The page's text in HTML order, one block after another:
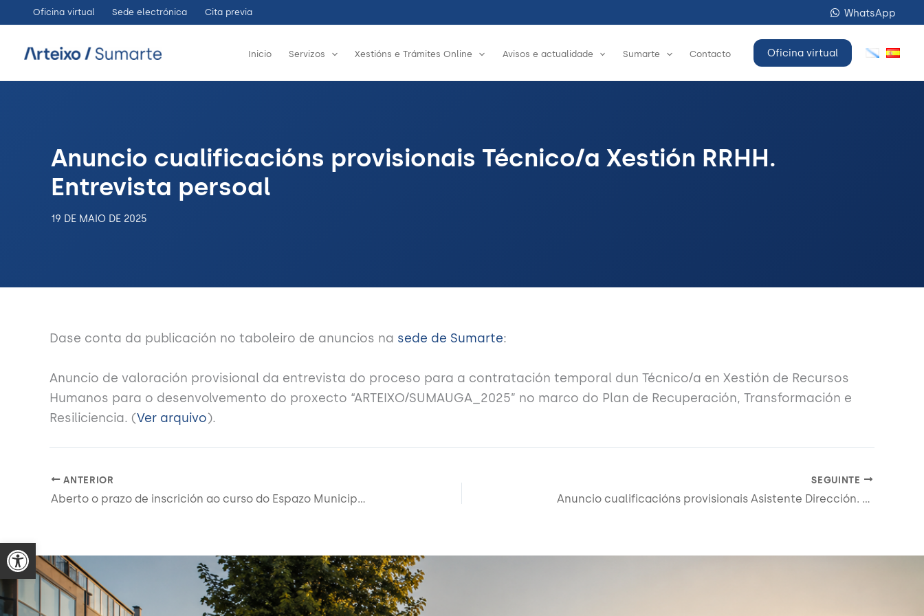
ao
contido
Oficina virtual Sede electrónica Cita previa WhatsApp
Inicio Servizos Xestións e Trámites Online Avisos e actualidade Sumarte Contacto Oficina virtual
Anuncio cualificacións provisionais Técnico/a Xestión RRHH.
Entrevista persoal
19 DE MAIO DE 2025
Dase conta da publicación no taboleiro de anuncios na sede de Sumarte:
Anuncio de valoración provisional da entrevista do proceso para a contratación temporal dun Técnico/a en Xestión de Recursos
Humanos para o desenvolvemento do proxecto “ARTEIXO/SUMAUGA_2025” no marco do Plan de Recuperación, Transformación e
Resiliciencia. (Ver arquivo).
ANTERIOR
Aberto o prazo de inscrición ao curso do Espazo Municipal Ecolóxico “Técnicas para pequenas construccións en madeira”
SEGUINTE
Anuncio cualificacións provisionais Asistente Dirección. Entrevista persoal